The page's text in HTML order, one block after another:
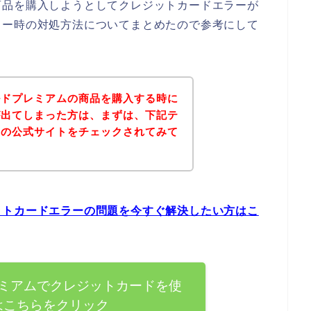
を購入しようとしてクレジットカードエラーが
時の対処方法についてまとめたので参考にして
プレミアムの商品を購入する時に
てしまった方は、まずは、下記テ
公式サイトをチェックされてみて
カードエラーの問題を今すぐ解決したい方はこ
アムでクレジットカードを使
ちらをクリック